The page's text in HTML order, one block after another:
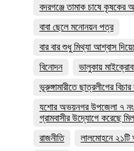
বদরগঞ্জে তামাক চাষে কৃষকের
বাবা ছেলে মনোনয়ন পত্র
বার বার শুধু মিথ্যা আশ্বাস
বিনোদন
ভালুকায়
ভূরুঙ্গামারীতে ছাত্রলীগের
যশোর অভয়নগর উপজেলা ৭ নং
গ্রামবাসীর উদ্যোগে করেছে
রাজনীতি
লালমোহনে ২১টি